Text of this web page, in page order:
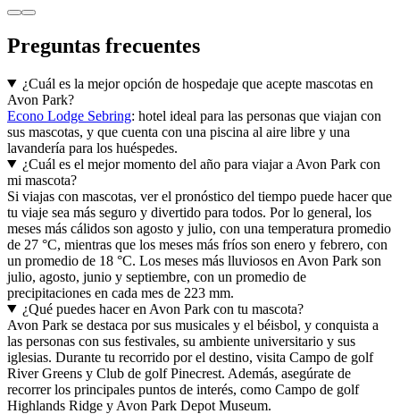
Preguntas frecuentes
¿Cuál es la mejor opción de hospedaje que acepte mascotas en
Avon Park?
Econo Lodge Sebring: hotel ideal para las personas que viajan con
sus mascotas, y que cuenta con una piscina al aire libre y una
lavandería para los huéspedes.
¿Cuál es el mejor momento del año para viajar a Avon Park con
mi mascota?
Si viajas con mascotas, ver el pronóstico del tiempo puede hacer que
tu viaje sea más seguro y divertido para todos. Por lo general, los
meses más cálidos son agosto y julio, con una temperatura promedio
de 27 °C, mientras que los meses más fríos son enero y febrero, con
un promedio de 18 °C. Los meses más lluviosos en Avon Park son
julio, agosto, junio y septiembre, con un promedio de
precipitaciones en cada mes de 223 mm.
¿Qué puedes hacer en Avon Park con tu mascota?
Avon Park se destaca por sus musicales y el béisbol, y conquista a
las personas con sus festivales, su ambiente universitario y sus
iglesias. Durante tu recorrido por el destino, visita Campo de golf
River Greens y Club de golf Pinecrest. Además, asegúrate de
recorrer los principales puntos de interés, como Campo de golf
Highlands Ridge y Avon Park Depot Museum.